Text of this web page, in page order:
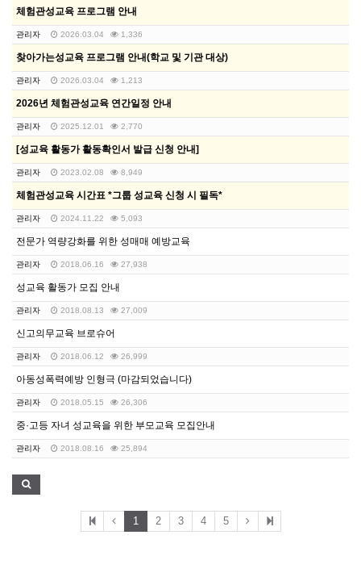
체험관성교육 프로그램 안내
관리자 2026.03.04 1,336
찾아가는성교육 프로그램 안내(학교 및 기관 대상)
관리자 2026.03.04 1,213
2026년 체험관성교육 연간일정 안내
관리자 2025.12.01 2,770
[성교육 활동가 활동확인서 발급 신청 안내]
관리자 2023.02.08 8,949
체험관성교육 시간표 *그룹 성교육 신청 시 필독*
관리자 2024.11.22 5,093
전문가 역량강화를 위한 성매매 예방교육
관리자 2018.06.16 27,938
성교육 활동가 모집 안내
관리자 2018.08.13 27,009
신고의무교육 브로슈어
관리자 2018.06.12 26,999
아동성폭력예방 인형극 (마감되었습니다)
관리자 2018.05.15 26,306
중·고등 자녀 성교육을 위한 부모교육 모집안내
관리자 2018.08.16 25,894
1 2 3 4 5